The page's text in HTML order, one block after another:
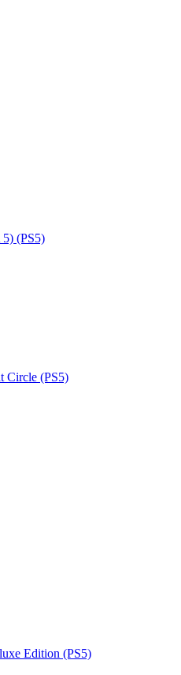
(PS5)
Circle (PS5)
Edition (PS5)